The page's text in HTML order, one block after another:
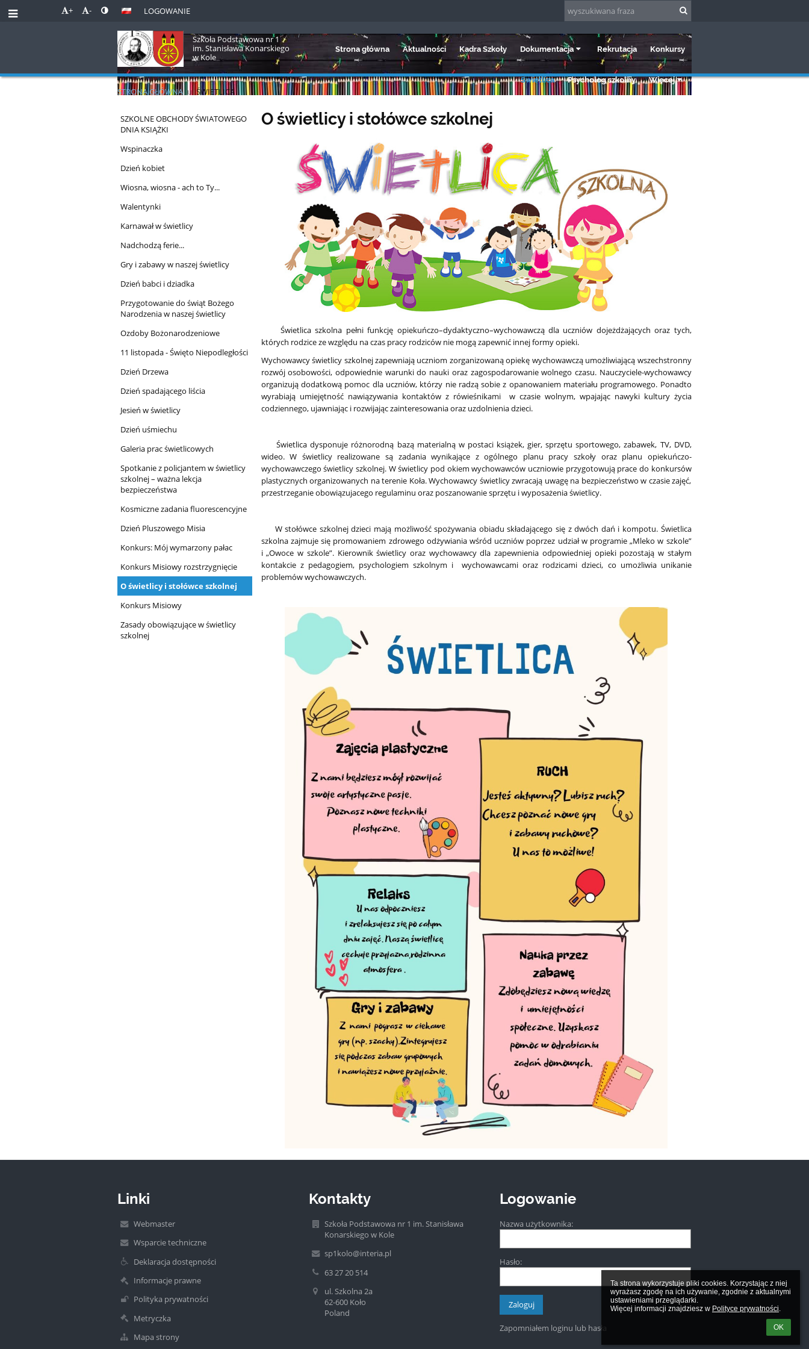
Ta strona wykorzystuje pliki cookies. Korzystając z niej
wyrażasz zgodę na ich używanie, zgodnie z aktualnymi
ustawieniami przeglądarki.
Więcej informacji znajdziesz w Polityce prywatności.
OK
+ - LOGOWANIE
Szkoła Podstawowa nr 1
im. Stanisława Konarskiego
w Kole
Strona główna Aktualności Kadra Szkoły Dokumentacja Rekrutacja Konkursy
Świetlica Psycholog szkolny Więcej
STRONA GŁÓWNA u ŚWIETLICA
Świetlica
SZKOLNE OBCHODY ŚWIATOWEGO
DNIA KSIĄŻKI
Wspinaczka
Dzień kobiet
Wiosna, wiosna - ach to Ty...
Walentynki
Karnawał w świetlicy
Nadchodzą ferie...
Gry i zabawy w naszej świetlicy
Dzień babci i dziadka
Przygotowanie do świąt Bożego
Narodzenia w naszej świetlicy
Ozdoby Bożonarodzeniowe
11 listopada - Święto Niepodległości
Dzień Drzewa
Dzień spadającego liścia
Jesień w świetlicy
Dzień uśmiechu
Galeria prac świetlicowych
Spotkanie z policjantem w świetlicy
szkolnej – ważna lekcja
bezpieczeństwa
Kosmiczne zadania fluorescencyjne
Dzień Pluszowego Misia
Konkurs: Mój wymarzony pałac
Konkurs Misiowy rozstrzygnięcie
O świetlicy i stołówce szkolnej
Konkurs Misiowy
Zasady obowiązujące w świetlicy
szkolnej
O świetlicy i stołówce szkolnej
Świetlica szkolna pełni funkcję opiekuńczo–dydaktyczno–wychowawczą dla uczniów dojeżdżających oraz tych,
których rodzice ze względu na czas pracy rodziców nie mogą zapewnić innej formy opieki.
Wychowawcy świetlicy szkolnej zapewniają uczniom zorganizowaną opiekę wychowawczą umożliwiającą wszechstronny
rozwój osobowości, odpowiednie warunki do nauki oraz zagospodarowanie wolnego czasu. Nauczyciele-wychowawcy
organizują dodatkową pomoc dla uczniów, którzy nie radzą sobie z opanowaniem materiału programowego. Ponadto
wyrabiają umiejętność nawiązywania kontaktów z rówieśnikami w czasie wolnym, wpajając nawyki kultury życia
codziennego, ujawniając i rozwijając zainteresowania oraz uzdolnienia dzieci.
Świetlica dysponuje różnorodną bazą materialną w postaci książek, gier, sprzętu sportowego, zabawek, TV, DVD,
wideo. W świetlicy realizowane są zadania wynikające z ogólnego planu pracy szkoły oraz planu opiekuńczo-
wychowawczego świetlicy szkolnej. W świetlicy pod okiem wychowawców uczniowie przygotowują prace do konkursów
plastycznych organizowanych na terenie Koła. Wychowawcy świetlicy zwracają uwagę na bezpieczeństwo w czasie zajęć,
przestrzeganieobowiązujacego regulaminu oraz poszanowanie sprzętu i wyposażenia świetlicy.
W stołówce szkolnej dzieci mają możliwość spożywania obiadu składającego się z dwóch dań i kompotu. Świetlica
szkolna zajmuje się promowaniem zdrowego odżywiania wśród uczniów poprzez udział w programie „Mleko w szkole”
i „Owoce w szkole”. Kierownik świetlicy oraz wychowawcy dla zapewnienia odpowiedniej opieki pozostają w stałym
kontakcie z pedagogiem, psychologiem szkolnym i wychowawcami oraz rodzicami dzieci, co umożliwia unikanie
problemów wychowawczych.
Linki
Webmaster
Wsparcie techniczne
Deklaracja dostępności
Informacje prawne
Polityka prywatności
Metryczka
Mapa strony
Kontakty
Szkoła Podstawowa nr 1 im. Stanisława
Konarskiego w Kole
sp1kolo@interia.pl
63 27 20 514
ul. Szkolna 2a
62-600 Koło
Poland
Logowanie
Nazwa użytkownika:
Hasło:
Zapomniałem loginu lub hasła